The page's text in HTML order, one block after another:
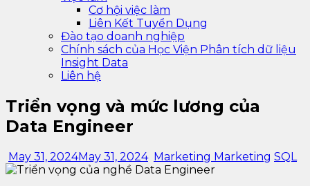
Cơ hội việc làm
Liên Kết Tuyển Dụng
Đào tạo doanh nghiệp
Chính sách của Học Viện Phân tích dữ liệu
Insight Data
Liên hệ
Triển vọng và mức lương của
Data Engineer
May 31, 2024May 31, 2024 Marketing Marketing SQL